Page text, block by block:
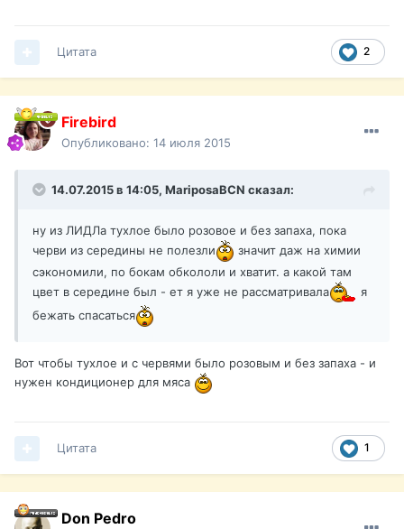
2
Цитата
Firebird
Опубликовано: 14 июля 2015
14.07.2015 в 14:05, MariposaBCN сказал:
ну из ЛИДЛа тухлое было розовое и без запаха, пока
черви из середины не полезли
значит даж на химии
сэкономили, по бокам обкололи и хватит. а какой там
цвет в середине был - ет я уже не рассматривала
я
бежать спасаться
Вот чтобы тухлое и с червями было розовым и без запаха - и
нужен кондиционер для мяса
1
Цитата
Don Pedro